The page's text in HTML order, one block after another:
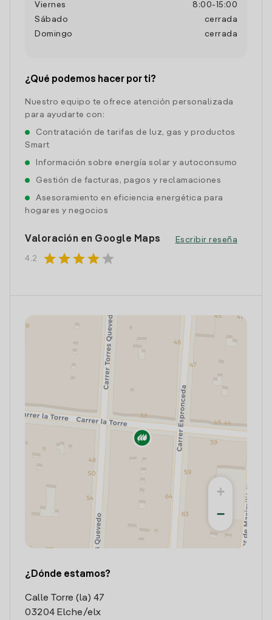
Viernes
8:00- 15:00
Sábado
cerrada
Domingo
cerrada
¿Qué podemos hacer por ti?
Nuestro equipo te ofrece atención personalizada
para ayudarte con:
Contratación de tarifas de luz, gas y productos
Smart
Información sobre energía solar y autoconsumo
Gestión de facturas, pagos y reclamaciones
Asesoramiento en eficiencia energética para
hogares y negocios
Valoración en Google Maps
4.2 starstarstarstar star
Escribir reseña
+
−
¿Dónde estamos?
Calle Torre (la) 47
03204 Elche/elx